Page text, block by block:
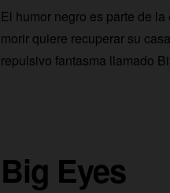
El humor negro es parte de
morir quiere recuperar su
repulsivo fantasma llamado
Big Eyes